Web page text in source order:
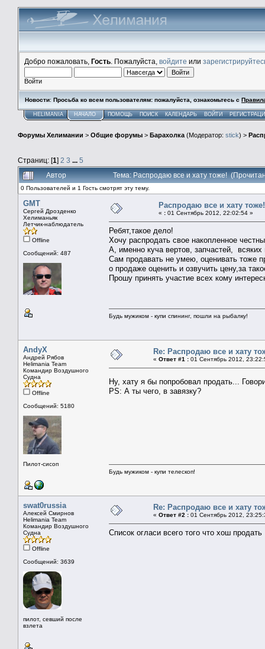
Добро пожаловать, Гость . Пожалуйста, войдите или
Войти
Новости: Просьба ко всем пользователям: пожалуйста, ознакомьтесь с
HELIMANIA НАЧАЛО ПОМОЩЬ ПОИСК КАЛЕНДАРЬ ВОЙТИ
Форумы Хелимании > Общие форумы > Барахолка (Модератор: stick) >
Страниц: [1] 2 3 ... 5
Автор
Тема: Распродаю все и хату тоже!
0 Пользователей и 1 Гость смотрят эту тему.
GMT
Сергей Дрозденко
Хелиманьяк
Летчик-наблюдатель
Offline
Сообщений: 487
Распродаю все и хату тоже!
« : 01 Сентябрь 2012, 22:02:54 »
Ребят,такое дело!
Хочу распродать свое накопленное
А, именно куча вертов, запчастей,
Сам продавать не умею, оценивать тоже
о продаже оценить и озвучить цену,за
Прошу принять участие всех кому
Будь мужиком - купи спининг, пошли на рыбалку!
AndyX
Андрей Рябов
Helimania Team
Командир Воздушного
Судна
Offline
Сообщений: 5180
Пилот-сисоп
Re: Распродаю все и хату
« Ответ #1 : 01 Сентябрь 2012,
Ну, хату я бы попробовал продать...
PS: А ты чего, в завязку?
Будь мужиком - купи телескоп!
swat0russia
Алексей Смирнов
Helimania Team
Командир Воздушного
Судна
Offline
Сообщений: 3639
пилот, севший после
взлета
Re: Распродаю все и хату
« Ответ #2 : 01 Сентябрь 2012,
Список огласи всего того что хош продать